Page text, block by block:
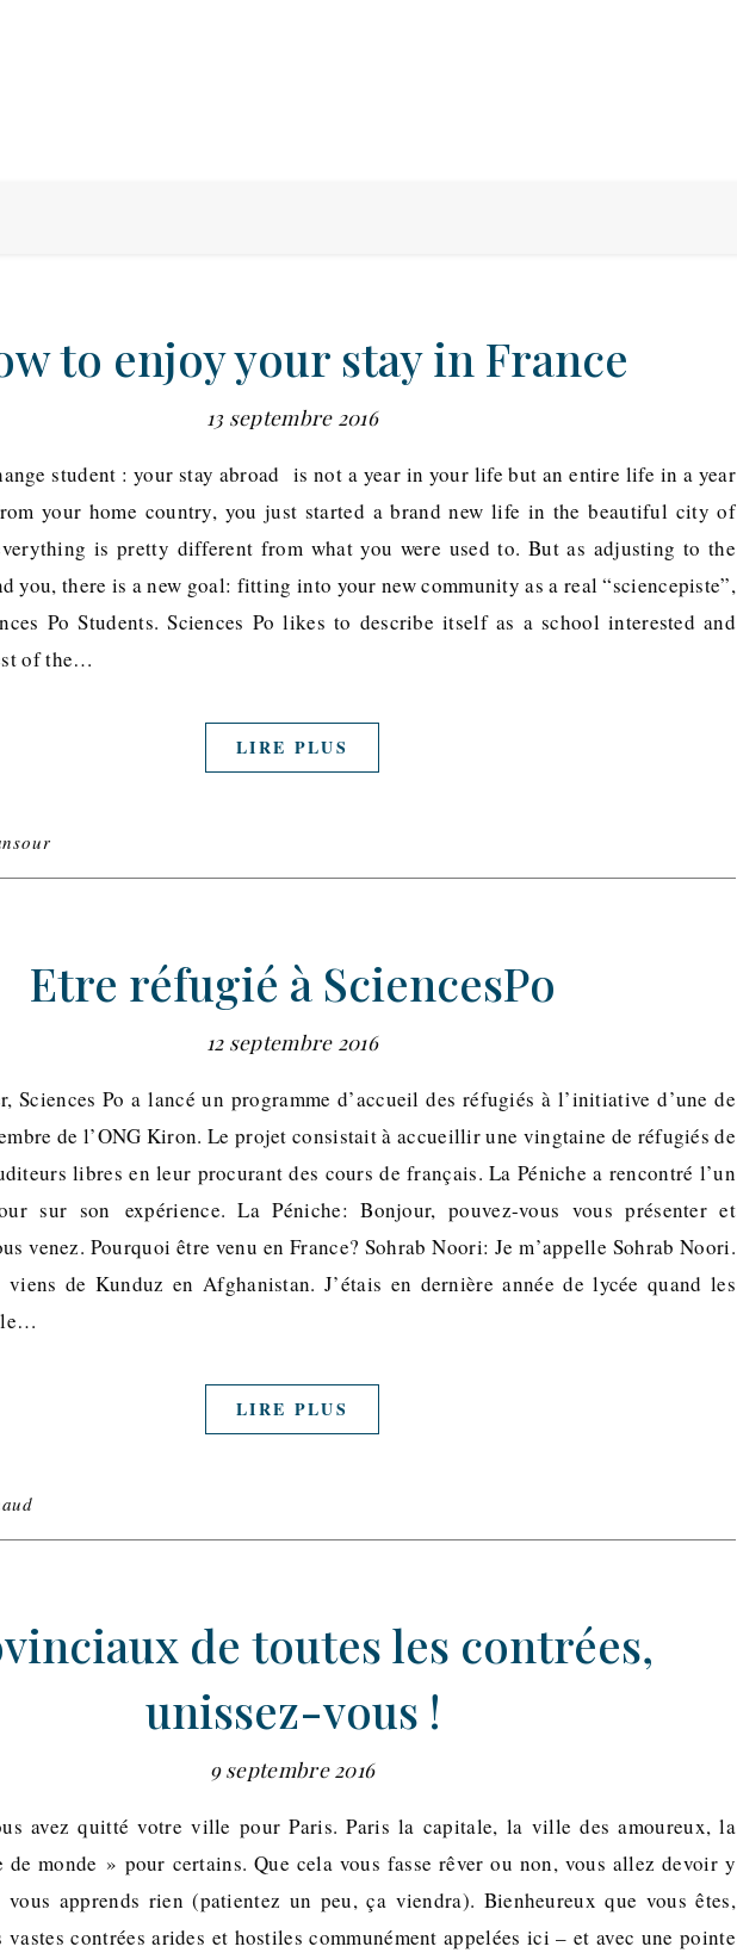
to enjoy your stay in France
13 septembre 2016
student : your stay abroad is not a year in your life but an entire life in a year
your home country, you just started a brand new life in the beautiful city of
is pretty different from what you were used to. But as adjusting to the
you, there is a new goal: fitting into your new community as a real “sciencepiste”,
Po Students. Sciences Po likes to describe itself as a school interested and
of the…
LIRE PLUS
Etre réfugié à SciencesPo
12 septembre 2016
Sciences Po a lancé un programme d’accueil des réfugiés à l’initiative d’une de
de l’ONG Kiron. Le projet consistait à accueillir une vingtaine de réfugiés de
libres en leur procurant des cours de français. La Péniche a rencontré l’un
sur son expérience. La Péniche: Bonjour, pouvez-vous vous présenter et
venez. Pourquoi être venu en France? Sohrab Noori: Je m’appelle Sohrab Noori.
de Kunduz en Afghanistan. J’étais en dernière année de lycée quand les
le…
LIRE PLUS
de toutes les contrées,
unissez-vous !
9 septembre 2016
avez quitté votre ville pour Paris. Paris la capitale, la ville des amoureux, la
monde » pour certains. Que cela vous fasse rêver ou non, vous allez devoir y
apprends rien (patientez un peu, ça viendra). Bienheureux que vous êtes,
vastes contrées arides et hostiles communément appelées ici – et avec une pointe